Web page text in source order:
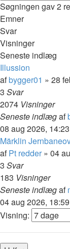
Søgningen gav 2
Emner
Svar
Visninger
Seneste indlæg
Illussion
afbygger01 » 28
3 Svar
2074 Visninger
Seneste indlægaf
08 aug 2026, 14:23
Märklin
afPt redder » 04
3 Svar
183 Visninger
Seneste indlægaf
04 aug 2026, 18:59
Visning: